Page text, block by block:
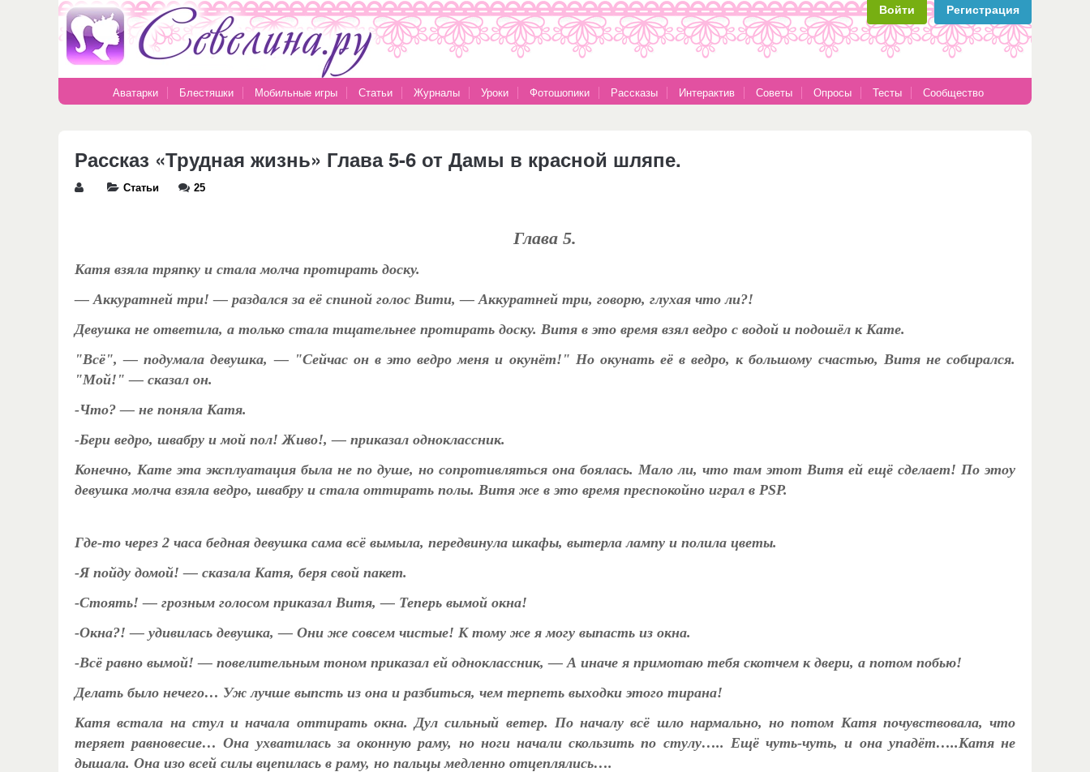
Войти Регистрация
Аватарки Блестяшки Мобильные игры Статьи Журналы Уроки Фотошопики Рассказы Интерактив Советы Опросы Тесты Сообщество
Рассказ «Трудная жизнь» Глава 5-6 от Дамы в красной шляпе.
Статьи 25
Глава 5.
Катя взяла тряпку и стала молча протирать доску.
— Аккуратней три! — раздался за её спиной голос Вити, — Аккуратней три, говорю, глухая что ли?!
Девушка не ответила, а только стала тщательнее протирать доску. Витя в это время взял ведро с водой и подошёл к Кате.
"Всё", — подумала девушка, — "Сейчас он в это ведро меня и окунёт!" Но окунать её в ведро, к большому счастью, Витя не собирался.
"Мой!" — сказал он.
-Что? — не поняла Катя.
-Бери ведро, швабру и мой пол! Живо!, — приказал одноклассник.
Конечно, Кате эта эксплуатация была не по душе, но сопротивляться она боялась. Мало ли, что там этот Витя ей ещё сделает! По этоу
девушка молча взяла ведро, швабру и стала оттирать полы. Витя же в это время преспокойно играл в PSP.
Где-то через 2 часа бедная девушка сама всё вымыла, передвинула шкафы, вытерла лампу и полила цветы.
-Я пойду домой! — сказала Катя, беря свой пакет.
-Стоять! — грозным голосом приказал Витя, — Теперь вымой окна!
-Окна?! — удивилась девушка, — Они же совсем чистые! К тому же я могу выпасть из окна.
-Всё равно вымой! — повелительным тоном приказал ей одноклассник, — А иначе я примотаю тебя скотчем к двери, а потом побью!
Делать было нечего… Уж лучше выпсть из она и разбиться, чем терпеть выходки этого тирана!
Катя встала на стул и начала оттирать окна. Дул сильный ветер. По началу всё шло нармально, но потом Катя почувствовала, что
теряет равновесие… Она ухватилась за оконную раму, но ноги начали скользить по стулу….. Ещё чуть-чуть, и она упадёт…..Катя не
дышала. Она изо всей силы вцепилась в раму, но пальцы медленно отцеплялись….